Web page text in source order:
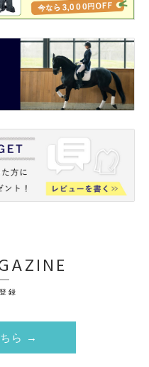
録
ら →